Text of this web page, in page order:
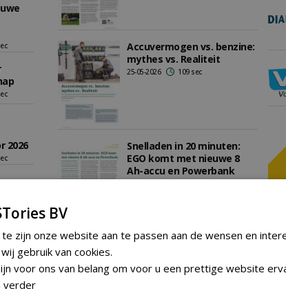
2026
2026
Accuvermogen vs. benzine:
mythes vs. Realiteit
25-05-2026 109 sec
Snelladen in 20 minuten:
EGO komt met nieuwe 8
Ah-accu en Powerbank
EGO neemt Stierman De
er?
BV
zijn onze website aan te passen aan de wensen en
gebruik van cookies.
voor ons van belang om voor u een prettige website
verder